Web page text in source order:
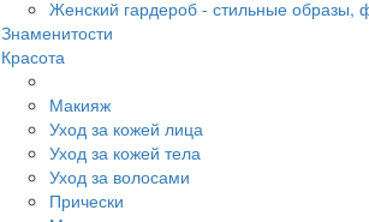
Женский гардероб - стильные образы,
Знаменитости
Красота
Макияж
Уход за кожей лица
Уход за кожей тела
Уход за волосами
Прически